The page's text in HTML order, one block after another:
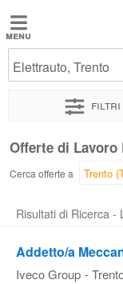
Jobbydoo
Offerte
Stipendi
Elenco
professioni
Elettrauto, Trento
Filtri
Offerte di Lavoro
Cerca offerte a
Risultati di Ricerca -
Addetto/a
Iveco Group -